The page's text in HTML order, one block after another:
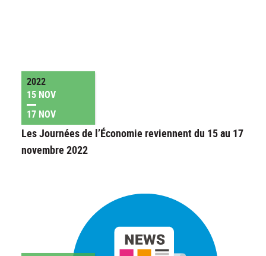
2022
15 NOV
17 NOV
Les Journées de l’Économie reviennent du 15 au 17
novembre 2022